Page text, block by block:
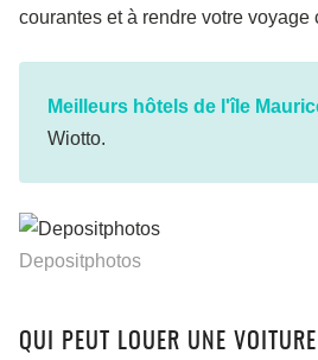
courantes et à rendre votre voyage
Meilleurs hôtels de l'île
Wiotto.
Depositphotos
QUI PEUT LOUER UNE